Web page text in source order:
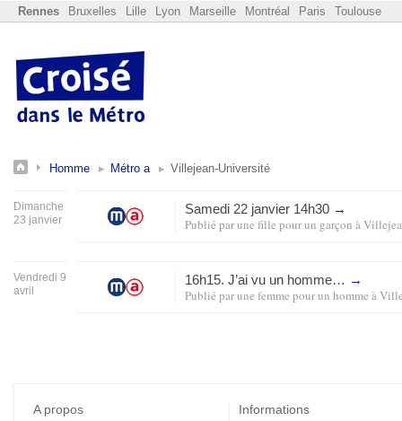
Rennes Bruxelles Lille Lyon Marseille Montréal Paris Toulouse
Homme Métro a Villejean-Université
Dimanche
23 janvier
Samedi 22 janvier 14h30 →
Publié parune fille pour un garçon à
Vendredi 9
avril
16h15. J’ai vu un homme… →
Publié parune femme pour un homme à
A propos Informations